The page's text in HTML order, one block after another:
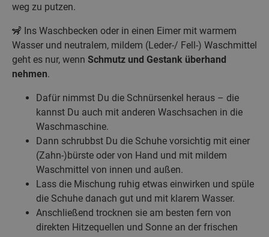
weg zu putzen.
🦨 Ins Waschbecken oder in einen Eimer mit warmem
Wasser und neutralem, mildem (Leder-/ Fell-) Waschmittel
geht es nur, wenn Schmutz und Gestank überhand
nehmen.
Dafür nimmst Du die Schnürsenkel heraus – die
kannst Du auch mit anderen Waschsachen in die
Waschmaschine.
Dann schrubbst Du die Schuhe vorsichtig mit einer
(Zahn-)bürste oder von Hand und mit mildem
Waschmittel von innen und außen.
Lass die Mischung ruhig etwas einwirken und spüle
die Schuhe danach gut und mit klarem Wasser.
Anschließend trocknen sie am besten fern von
direkten Hitzequellen und Sonne an der frischen